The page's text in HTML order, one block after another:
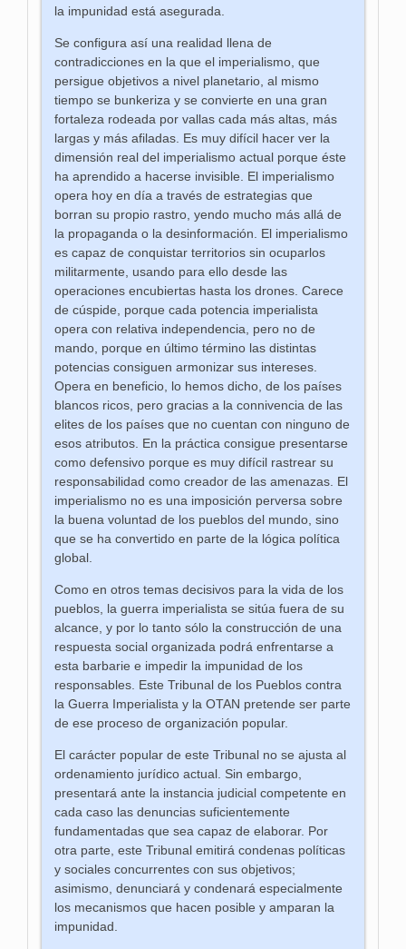
la impunidad está asegurada.
Se configura así una realidad llena de
contradicciones en la que el imperialismo, que
persigue objetivos a nivel planetario, al mismo
tiempo se bunkeriza y se convierte en una gran
fortaleza rodeada por vallas cada más altas, más
largas y más afiladas. Es muy difícil hacer ver la
dimensión real del imperialismo actual porque éste
ha aprendido a hacerse invisible. El imperialismo
opera hoy en día a través de estrategias que
borran su propio rastro, yendo mucho más allá de
la propaganda o la desinformación. El imperialismo
es capaz de conquistar territorios sin ocuparlos
militarmente, usando para ello desde las
operaciones encubiertas hasta los drones. Carece
de cúspide, porque cada potencia imperialista
opera con relativa independencia, pero no de
mando, porque en último término las distintas
potencias consiguen armonizar sus intereses.
Opera en beneficio, lo hemos dicho, de los países
blancos ricos, pero gracias a la connivencia de las
elites de los países que no cuentan con ninguno de
esos atributos. En la práctica consigue presentarse
como defensivo porque es muy difícil rastrear su
responsabilidad como creador de las amenazas. El
imperialismo no es una imposición perversa sobre
la buena voluntad de los pueblos del mundo, sino
que se ha convertido en parte de la lógica política
global.
Como en otros temas decisivos para la vida de los
pueblos, la guerra imperialista se sitúa fuera de su
alcance, y por lo tanto sólo la construcción de una
respuesta social organizada podrá enfrentarse a
esta barbarie e impedir la impunidad de los
responsables. Este Tribunal de los Pueblos contra
la Guerra Imperialista y la OTAN pretende ser parte
de ese proceso de organización popular.
El carácter popular de este Tribunal no se ajusta al
ordenamiento jurídico actual. Sin embargo,
presentará ante la instancia judicial competente en
cada caso las denuncias suficientemente
fundamentadas que sea capaz de elaborar. Por
otra parte, este Tribunal emitirá condenas políticas
y sociales concurrentes con sus objetivos;
asimismo, denunciará y condenará especialmente
los mecanismos que hacen posible y amparan la
impunidad.